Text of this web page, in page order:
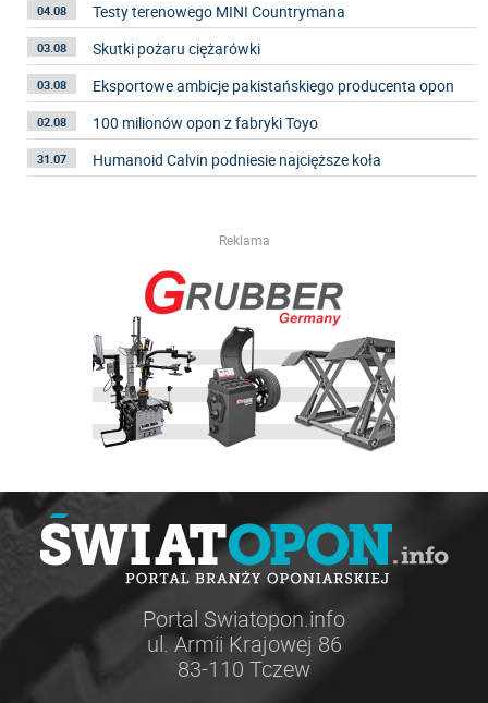
04.08 Testy terenowego MINI Countrymana
03.08 Skutki pożaru ciężarówki
03.08 Eksportowe ambicje pakistańskiego producenta opon
02.08 100 milionów opon z fabryki Toyo
31.07 Humanoid Calvin podniesie najcięższe koła
Reklama
Portal Swiatopon.info
ul. Armii Krajowej 86
83-110 Tczew